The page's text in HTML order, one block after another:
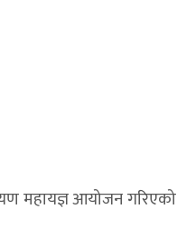
महायज्ञ आयोजन गरिएको